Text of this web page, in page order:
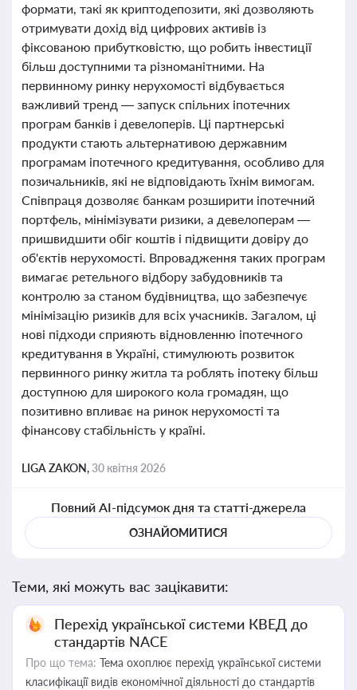
формати, такі як криптодепозити, які дозволяють
отримувати дохід від цифрових активів із
фіксованою прибутковістю, що робить інвестиції
більш доступними та різноманітними. На
первинному ринку нерухомості відбувається
важливий тренд — запуск спільних іпотечних
програм банків і девелоперів. Ці партнерські
продукти стають альтернативою державним
програмам іпотечного кредитування, особливо для
позичальників, які не відповідають їхнім вимогам.
Співпраця дозволяє банкам розширити іпотечний
портфель, мінімізувати ризики, а девелоперам —
пришвидшити обіг коштів і підвищити довіру до
об'єктів нерухомості. Впровадження таких програм
вимагає ретельного відбору забудовників та
контролю за станом будівництва, що забезпечує
мінімізацію ризиків для всіх учасників. Загалом, ці
нові підходи сприяють відновленню іпотечного
кредитування в Україні, стимулюють розвиток
первинного ринку житла та роблять іпотеку більш
доступною для широкого кола громадян, що
позитивно впливає на ринок нерухомості та
фінансову стабільність у країні.
LIGA ZAKON,30 квітня 2026
Повний AI-підсумок дня та статті-джерела
ОЗНАЙОМИТИСЯ
Теми, які можуть вас зацікавити:
Перехід української системи КВЕД до
стандартів NACE
Про що тема: Тема охоплює перехід української системи
класифікації видів економічної діяльності до стандартів